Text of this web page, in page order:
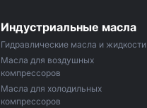
Индустриальные масла
Гидравлические масла и жидкости
Масла для воздушных
компрессоров
Маслa для холодильных
компрессоров